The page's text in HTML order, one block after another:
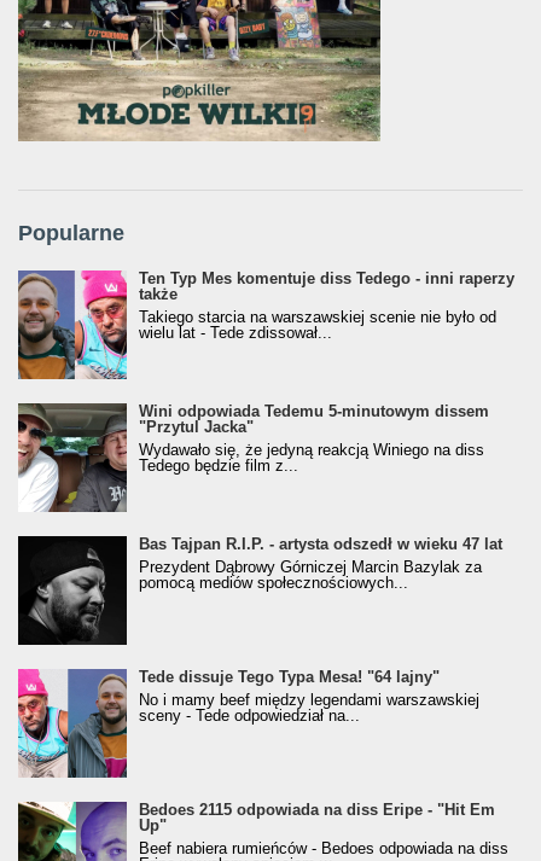
Popularne
Ten Typ Mes komentuje diss Tedego - inni raperzy
także
Takiego starcia na warszawskiej scenie nie było od
wielu lat - Tede zdissował...
Wini odpowiada Tedemu 5-minutowym dissem
"Przytul Jacka"
Wydawało się, że jedyną reakcją Winiego na diss
Tedego będzie film z...
Bas Tajpan R.I.P. - artysta odszedł w wieku 47 lat
Prezydent Dąbrowy Górniczej Marcin Bazylak za
pomocą mediów społecznościowych...
Tede dissuje Tego Typa Mesa! "64 lajny"
No i mamy beef między legendami warszawskiej
sceny - Tede odpowiedział na...
Bedoes 2115 odpowiada na diss Eripe - "Hit Em
Up"
Beef nabiera rumieńców - Bedoes odpowiada na diss